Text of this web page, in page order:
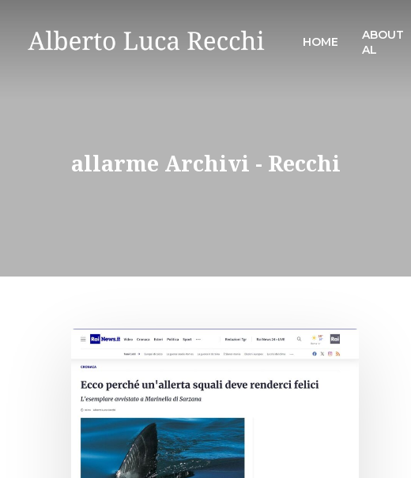
HOME
ABOUT
AL
allarme Archivi - Recchi